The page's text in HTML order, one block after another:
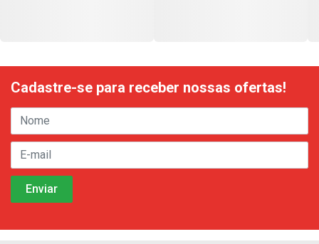
Cadastre-se para receber nossas ofertas!